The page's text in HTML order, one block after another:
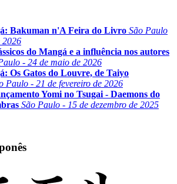
Bakuman n'A Feira do Livro São Paulo
2026
do Mangá e a influência nos autores
- 24 de maio de 2026
Os Gatos do Louvre, de Taiyo
Paulo - 21 de fevereiro de 2026
Yomi no Tsugai - Daemons do
São Paulo - 15 de dezembro de 2025